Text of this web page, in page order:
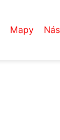
Mapy